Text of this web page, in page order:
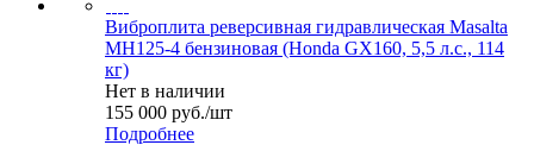
Виброплита реверсивная гидравлическая Masalta
MH125-4 бензиновая (Honda GX160, 5,5 л.с., 114
кг)
Нет в наличии
155 000 руб./шт
Подробнее